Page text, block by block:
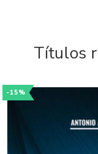
Títulos
-15%